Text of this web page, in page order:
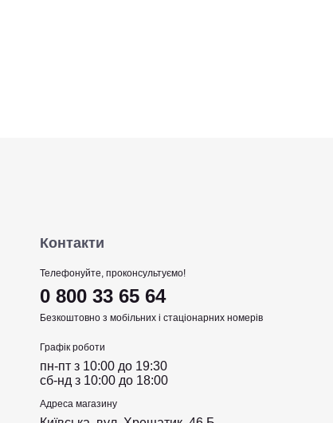
Контакти
Телефонуйте, проконсультуємо!
0 800 33 65 64
Безкоштовно з мобільних і стаціонарних номерів
Графік роботи
пн-пт з 10:00 до 19:30
сб-нд з 10:00 до 18:00
Адреса магазину